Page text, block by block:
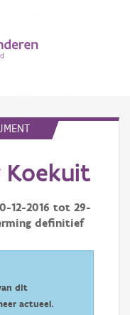
Koekuit
12-2016 tot 29-
definitief
dit
actueel.